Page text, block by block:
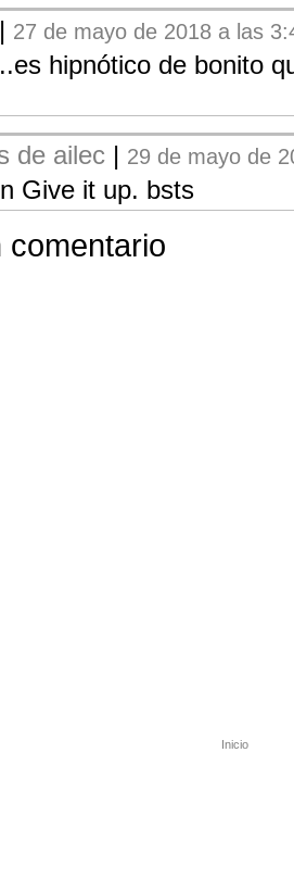
| 27 de mayo de 2018 a las
hipnótico de bonito
de ailec | 29 de mayo de
Give it up. bsts
comentario
Inicio